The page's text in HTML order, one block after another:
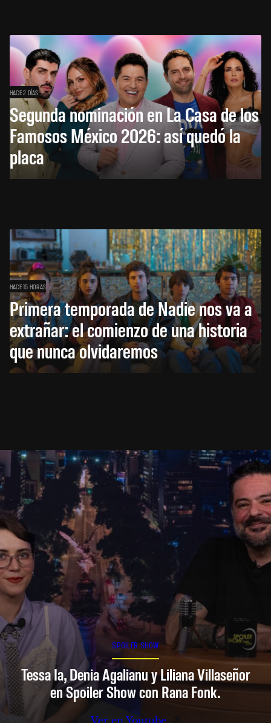
HACE 2 DÍAS
Segunda nominación en La Casa de los
Famosos México 2026: así quedó la
placa
HACE 15 HORAS
Primera temporada de Nadie nos va a
extrañar: el comienzo de una historia
que nunca olvidaremos
SPOILER SHOW
Tessa Ia, Denia Agalianu y Liliana Villaseñor
en Spoiler Show con Rana Fonk.
Ver en Youtube